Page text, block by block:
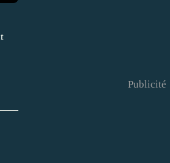
Publicité